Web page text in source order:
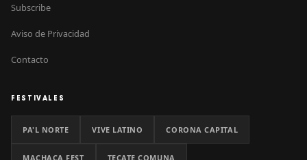
Subscribe
Aviso de Privacidad
Contacto
FESTIVALES
PA'L NORTE VIVE LATINO CORONA CAPITAL
MACHACA FEST TECATE COMUNA